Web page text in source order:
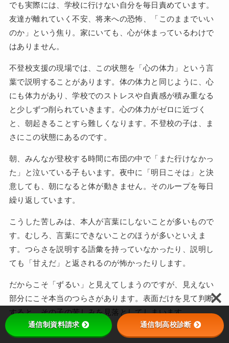
でも実際には、学校に行けない自分を毎日責めています。
友達が離れていく不安、将来への恐怖、「このままでいい
のか」という焦り。家にいても、心が休まっているわけで
はありません。
不登校支援の現場では、この状態を「心の体力」という言
葉で説明することがあります。体の体力と同じように、心
にも体力があり、学校でのストレスや自責感が積み重なる
と少しずつ削られていきます。心の体力がゼロに近づく
と、朝起きることすら難しくなります。不登校の子は、ま
さにこの状態にあるのです。
朝、みんなが登校する時間に布団の中で「また行けなかっ
た」と泣いている子もいます。夜中に「明日こそは」と決
意しても、朝になると体が動きません。そのループを毎日
繰り返しています。
こうした苦しみは、本人が言葉にしないことが多いもので
す。むしろ、言葉にできないことのほうが多いといえま
す。つらさを説明する語彙を持っていなかったり、説明し
ても「甘えだ」と返されるのが怖かったりします。
だからこそ「ずるい」と見えてしまうのですが、見えない
部分にこそ本当のつらさがあります。表面だけを見て判断
すると、その子の苦しみを見落としてしまいます。
通信制資料請求 通信制高校診断